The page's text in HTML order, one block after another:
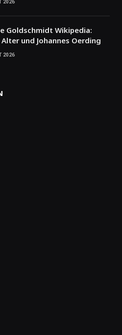
2026
Goldschmidt Wikipedia:
und Johannes Oerding
2026